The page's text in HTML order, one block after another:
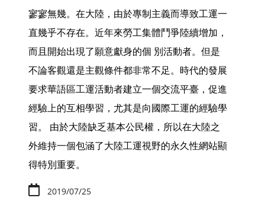
寥寥無幾。在大陸，由於專制主義而導致工運一
直幾乎不存在。近年來勞工集體鬥爭陸續增加，
而且開始出現了願意獻身的個 別活動者。但是
不論客觀還是主觀條件都非常不足。時代的發展
要求華語區工運活動者建立一個交流平臺，促進
經驗上的互相學習，尤其是向國際工運的經驗學
習。 由於大陸缺乏基本公民權，所以在大陸之
外維持一個包涵了大陸工運視野的永久性網站顯
得特別重要。
2019/07/25